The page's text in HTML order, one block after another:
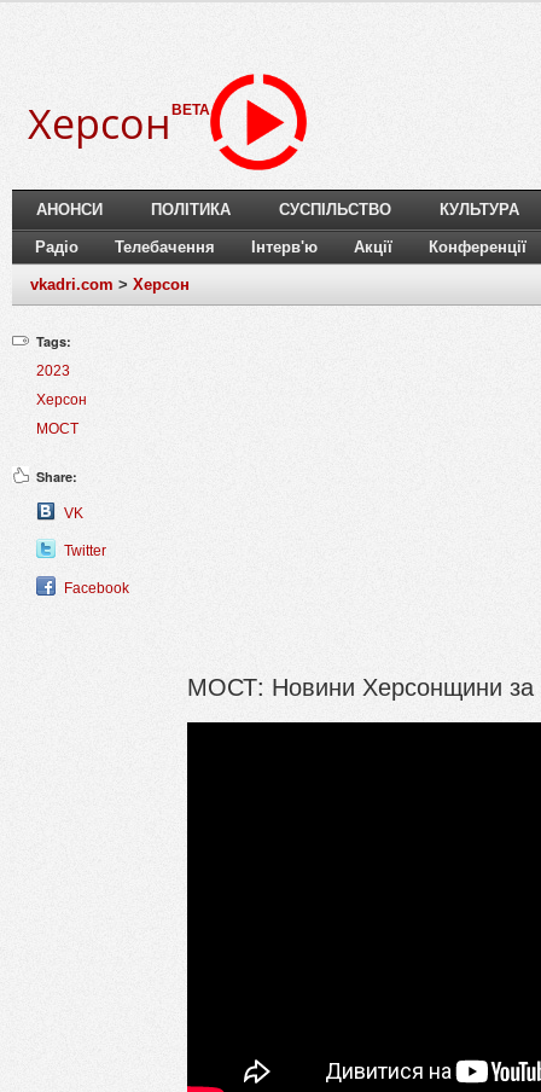
Херсон BETA
АНОНСИ ПОЛІТИКА СУСПІЛЬСТВО КУЛЬТУРА
Радіо Телебачення Інтерв'ю Акції Конференції
vkadri.com > Херсон
Tags:
2023
Херсон
МОСТ
Share:
VK
Twitter
Facebook
МОСТ: Новини Херсонщини за